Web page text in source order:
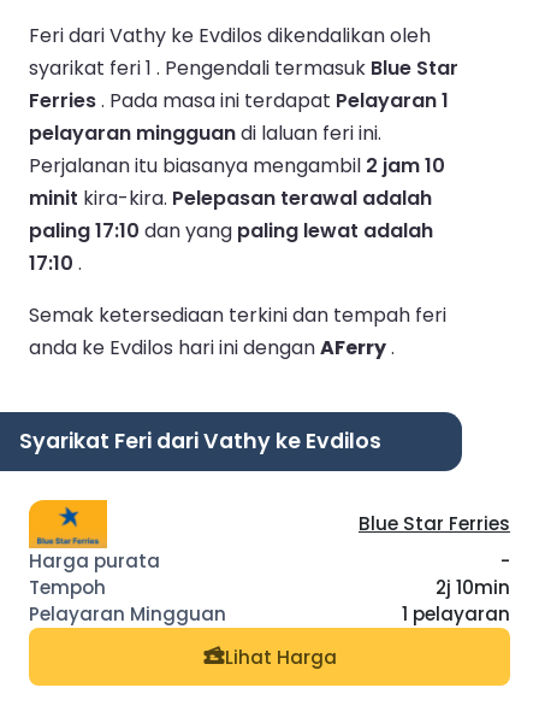
Feri dari Vathy ke Evdilos dikendalikan oleh
syarikat feri 1 . Pengendali termasuk Blue Star
Ferries. Pada masa ini terdapat Pelayaran 1
pelayaran mingguandi laluan feri ini.
Perjalanan itu biasanya mengambil 2 jam 10
minit kira-kira. Pelepasan terawal adalah
paling 17:10 dan yang paling lewat adalah
17:10 .
Semak ketersediaan terkini dan tempah feri
anda ke Evdilos hari ini denganAFerry.
Syarikat Feri dari Vathy ke Evdilos
Blue Star Ferries
-
2j 10min
1 pelayaran
Lihat Harga